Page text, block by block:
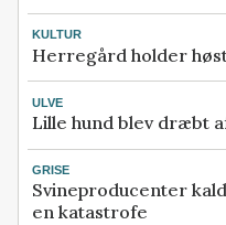
KULTUR
Herregård holder
ULVE
Lille hund blev dræbt
GRISE
Svineproducenter
en katastrofe